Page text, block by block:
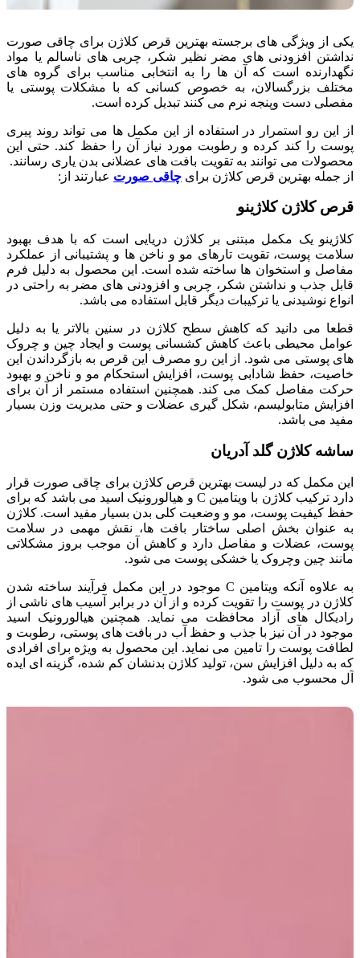
یکی از ویژگی های برجسته بهترین قرص کلاژن برای چاقی صورت
نداشتن افزودنی های مضر نظیر شکر، چربی های ناسالم یا مواد
نگهدارنده است که آن ها را به انتخابی مناسب برای گروه های
مختلف بزرگسالان، به خصوص کسانی که با مشکلات پوستی یا
مفصلی دست وپنجه نرم می کنند تبدیل کرده است.
از این رو استمرار در استفاده از این مکمل ها می تواند روند پیری
پوست را کند کرده و رطوبت مورد نیاز آن را حفظ کند. حتی این
محصولات می توانند به تقویت بافت های عضلانی بدن یاری رسانند.
از جمله بهترین قرص کلاژن برای چاقی صورت عبارتند از:
قرص کلاژن کلاژینو
کلاژینو یک مکمل مبتنی بر کلاژن دریایی است که با هدف بهبود
سلامت پوست، تقویت تارهای مو و ناخن ها و پشتیبانی از عملکرد
مفاصل و استخوان ها ساخته شده است. این محصول به دلیل فرم
قابل جذب و نداشتن شکر، چربی و افزودنی های مضر به راحتی در
انواع نوشیدنی یا ترکیبات دیگر قابل استفاده می باشد.
قطعا می دانید که کاهش سطح کلاژن در سنین بالاتر یا به دلیل
عوامل محیطی باعث کاهش کشسانی پوست و ایجاد چین و چروک
های پوستی می شود. از این رو مصرف این قرص به بازگرداندن این
خاصیت، حفظ شادابی پوست، افزایش استحکام مو و ناخن و بهبود
حرکت مفاصل کمک می کند. همچنین استفاده مستمر از آن برای
افزایش متابولیسم، شکل گیری عضلات و حتی مدیریت وزن بسیار
مفید می باشد.
ساشه کلاژن گلد آدریان
این مکمل که در لیست بهترین قرص کلاژن برای چاقی صورت قرار
دارد ترکیب کلاژن با ویتامین C و هیالورونیک اسید می باشد که برای
حفظ کیفیت پوست، مو و وضعیت کلی بدن بسیار مفید است. کلاژن
به عنوان بخش اصلی ساختار بافت ها، نقش مهمی در سلامت
پوست، عضلات و مفاصل دارد و کاهش آن موجب بروز مشکلاتی
مانند چین وچروک یا خشکی پوست می شود.
به علاوه آنکه ویتامین C موجود در این مکمل فرآیند ساخته شدن
کلاژن در پوست را تقویت کرده و از آن در برابر آسیب های ناشی از
رادیکال های آزاد محافظت می نماید. همچنین هیالورونیک اسید
موجود در آن نیز با جذب و حفظ آب در بافت های پوستی، رطوبت و
لطافت پوست را تامین می نماید. این محصول به ویژه برای افرادی
که به دلیل افزایش سن، تولید کلاژن بدنشان کم شده، گزینه ای ایده
آل محسوب می شود.